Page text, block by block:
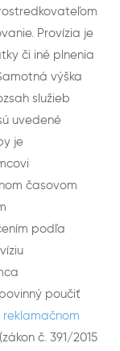
Provízia je
či iné plnenia
výška
služieb
uvedené
je
časovom
podľa
poučiť
reklamačnom
(zákon č. 391/2015